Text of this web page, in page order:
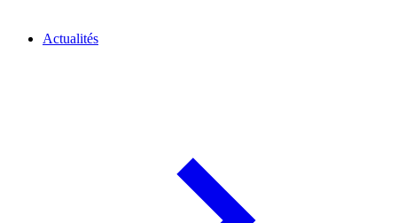
Actualités